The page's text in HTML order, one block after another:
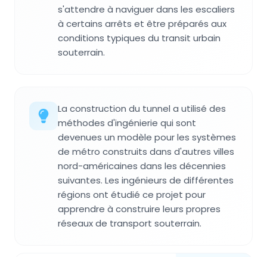
s'attendre à naviguer dans les escaliers
à certains arrêts et être préparés aux
conditions typiques du transit urbain
souterrain.
La construction du tunnel a utilisé des
méthodes d'ingénierie qui sont
devenues un modèle pour les systèmes
de métro construits dans d'autres villes
nord-américaines dans les décennies
suivantes. Les ingénieurs de différentes
régions ont étudié ce projet pour
apprendre à construire leurs propres
réseaux de transport souterrain.